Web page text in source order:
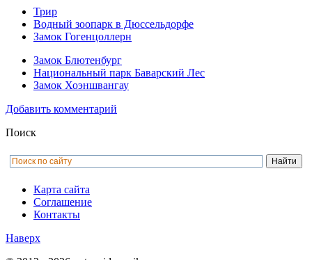
Трир
Водный зоопарк в Дюссельдорфе
Замок Гогенцоллерн
Замок Блютенбург
Национальный парк Баварский Лес
Замок Хоэншвангау
Добавить комментарий
Поиск
Карта сайта
Соглашение
Контакты
Наверх